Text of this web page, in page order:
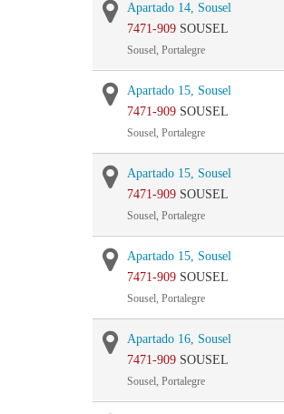
Apartado 14, Sousel
7471-909 SOUSEL
Sousel, Portalegre
Apartado 15, Sousel
7471-909 SOUSEL
Sousel, Portalegre
Apartado 15, Sousel
7471-909 SOUSEL
Sousel, Portalegre
Apartado 15, Sousel
7471-909 SOUSEL
Sousel, Portalegre
Apartado 16, Sousel
7471-909 SOUSEL
Sousel, Portalegre